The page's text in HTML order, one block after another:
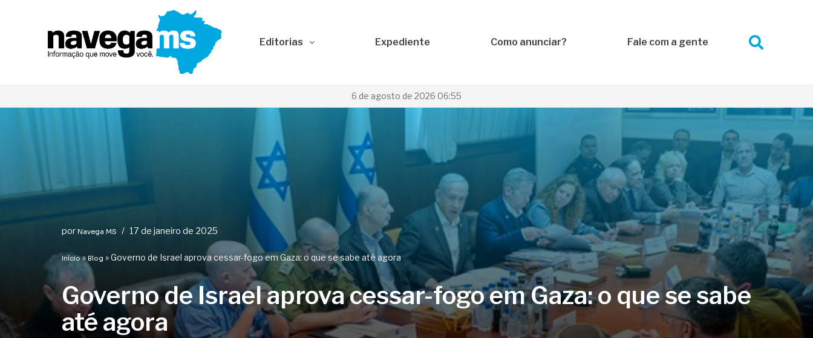
Editorias Expediente Como anunciar? Fale com a gente
6 de agosto de 2026 06:55
por Navega MS 17 de janeiro de 2025
Início» Blog »Governo de Israel aprova cessar-fogo em Gaza: o que se sabe até agora
Governo de Israel aprova cessar-fogo em Gaza: o que se sabe
até agora